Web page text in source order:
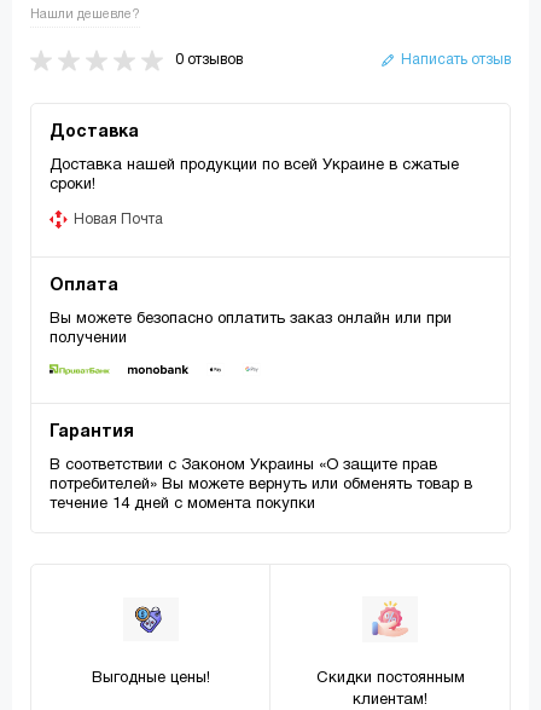
Нашли дешевле?
0 отзывов Написать отзыв
Доставка
Доставка нашей продукции по всей Украине в сжатые
сроки!
Новая Почта
Оплата
Вы можете безопасно оплатить заказ онлайн или при
получении
Гарантия
В соответствии с Законом Украины «О защите прав
потребителей» Вы можете вернуть или обменять товар в
течение 14 дней с момента покупки
Выгодные цены!
Скидки постоянным
клиентам!